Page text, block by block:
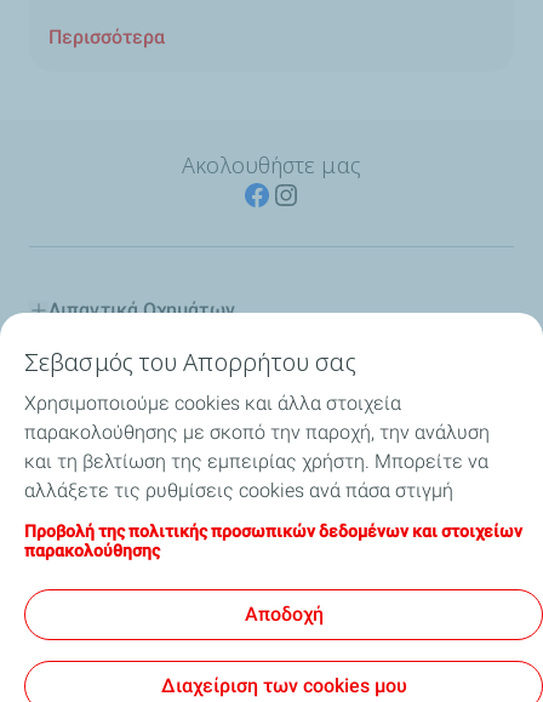
Περισσότερα
Ακολουθήστε μας
Λιπαντικά Οχημάτων
Βιομηχανία
Εσωτερική Ναυσιπλοΐα
Ειδικοί Διαλύτες
Η TotalEnergies στην Ελλάδα
Σεβασμός του Απορρήτου σας
Χρησιμοποιούμε cookies και άλλα στοιχεία
παρακολούθησης με σκοπό την παροχή, την ανάλυση
και τη βελτίωση της εμπειρίας χρήστη. Μπορείτε να
αλλάξετε τις ρυθμίσεις cookies ανά πάσα στιγμή
κάνοντας κλικ στο κουμπί "Διαχείριση των cookies
μου". Κάνοντας κλικ στο κουμπί "Αποδοχή", συμφωνείτε
συσκευή σας. Εάν κάνετε κλικ στην επιλογή "Δεν
αποδέχομαι", θα χρησιμοποιηθούν μόνο τα τεχνικά
cookies που απαιτούνται για τη σωστή λειτουργία της
τοποθεσίας. Για περισσότερες πληροφορίες,
Προβολή της πολιτικής προσωπικών δεδομένων και στοιχείων
παρακολούθησης
Αποδοχή
Διαχείριση των cookies μου